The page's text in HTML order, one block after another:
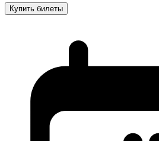
Купить билеты